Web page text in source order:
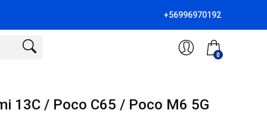
+56996970192
0
13C / Poco C65 / Poco M6 5G